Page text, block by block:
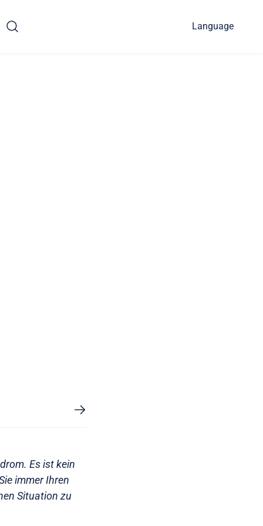
Language
Es ist kein
immer Ihren
Situation zu